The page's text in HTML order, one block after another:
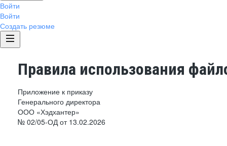
Войти
Войти
Создать резюме
Правила использования
Приложение к приказу
Генерального директора
ООО «Хэдхантер»
№ 02/05-ОД от 13.02.2026